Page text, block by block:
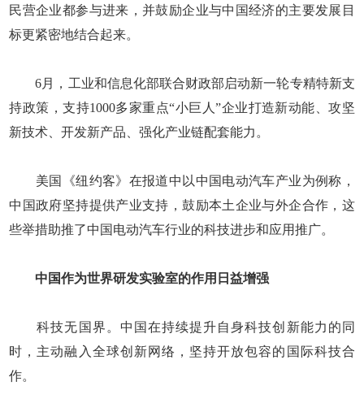
民营企业都参与进来，并鼓励企业与中国经济的主要发展目
标更紧密地结合起来。
6月，工业和信息化部联合财政部启动新一轮专精特新支
持政策，支持1000多家重点“小巨人”企业打造新动能、攻坚
新技术、开发新产品、强化产业链配套能力。
美国《纽约客》在报道中以中国电动汽车产业为例称，
中国政府坚持提供产业支持，鼓励本土企业与外企合作，这
些举措助推了中国电动汽车行业的科技进步和应用推广。
中国作为世界研发实验室的作用日益增强
科技无国界。中国在持续提升自身科技创新能力的同
时，主动融入全球创新网络，坚持开放包容的国际科技合
作。